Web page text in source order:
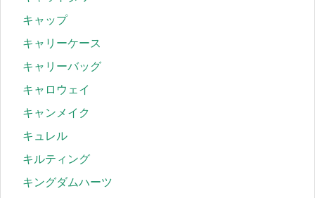
キャップ
キャリーケース
キャリーバッグ
キャロウェイ
キャンメイク
キュレル
キルティング
キングダムハーツ